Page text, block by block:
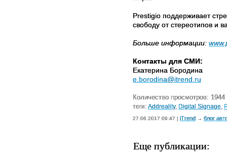
Prestigio поддерживает
свободу от стереотипов и
Больше информации:
Контакты для СМИ:
Екатерина Бородина
e.borodina@itrend.ru
Количество просмотров: 1944
теги: Addreality, Digital Signage
27.06.2017 09:47 | iTrend → блог
Еще публикации: